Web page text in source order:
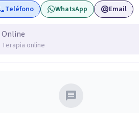
Teléfono WhatsApp Email
Online
Terapia online